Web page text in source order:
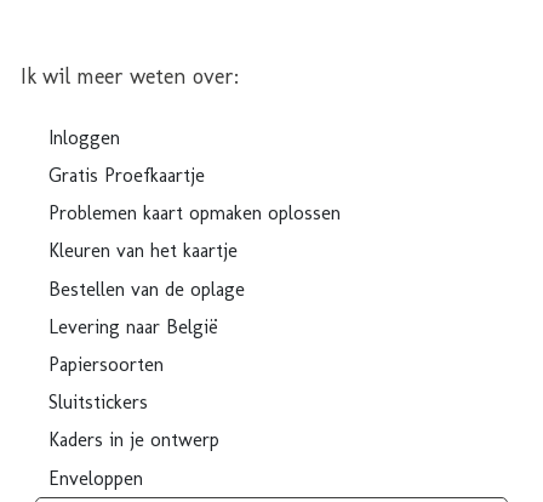
Ik wil meer weten over:
Inloggen
Gratis Proefkaartje
Problemen kaart opmaken oplossen
Kleuren van het kaartje
Bestellen van de oplage
Levering naar België
Papiersoorten
Sluitstickers
Kaders in je ontwerp
Enveloppen